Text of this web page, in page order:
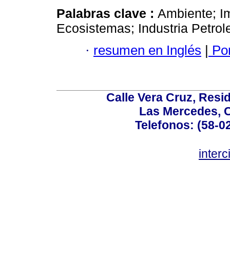
Palabras clave : Ambiente;
Ecosistemas; Industria
· resumen en Inglés |
Calle Vera Cruz,
Las Mercedes,
Telefonos: (58-